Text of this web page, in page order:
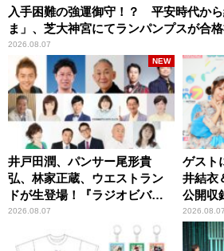
入手困難の強運御守！？ 平安時代か
ま」、芝大神宮にてランパンプスが合格
2026.08.07
井戸田潤、パンサー尾形貴
弘、林家正蔵、ウエストラン
ドが生登場！『ラジオビバリ
ー昼ズ』
2026.08.07
NEW
ゲスト
井結衣
公開収
2026.08.07